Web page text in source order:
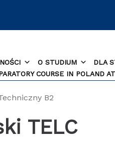
O STUDIUM DLA
COURSE IN POLAND
B2
TELC